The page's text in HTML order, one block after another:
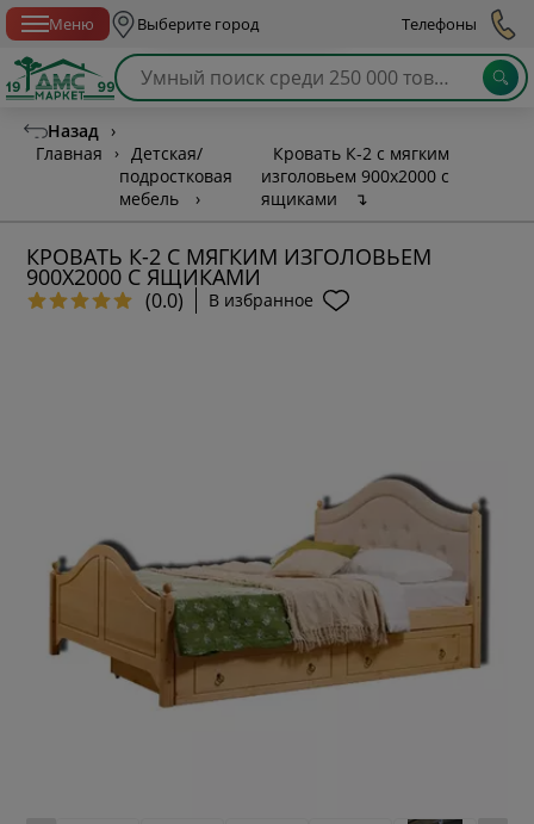
Меню Выберите город Телефоны
Назад ›
Главная
›
Детская/
подростковая
мебель
›
Кровать К-2 с мягким
изголовьем 900х2000 с
ящиками
↴
КРОВАТЬ К-2 С МЯГКИМ ИЗГОЛОВЬЕМ
900Х2000 С ЯЩИКАМИ
(0.0) В избранное